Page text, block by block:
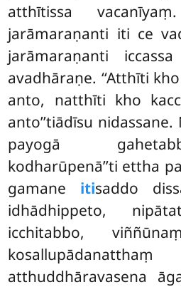
atthītissa
jarāmaraṇanti iti ce
jarāmaraṇanti iccassa
avadhāraṇe. ‘‘Atthīti
anto, natthīti kho
anto’’tiādīsu
payogā
kodharūpenā’’ti ettha
gamane itisaddo
idhādhippeto,
icchitabbo,
atthuddhāravasena